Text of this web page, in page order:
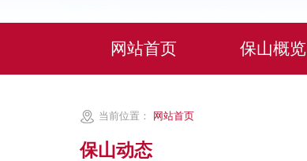
网站首页 保山概览
当前位置： 网站首页
保山动态